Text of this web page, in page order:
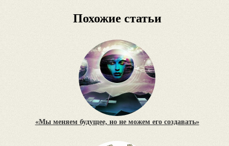
Похожие статьи
«Мы меняем будущее, но не можем его создавать»